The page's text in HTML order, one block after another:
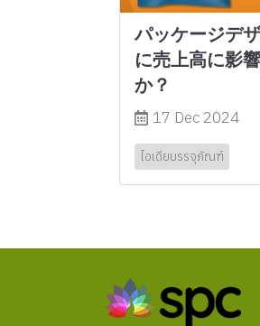
パッケージデ
に売上高に影
か？
17 Dec 2024
ไอเดียบรรจุภัณฑ์